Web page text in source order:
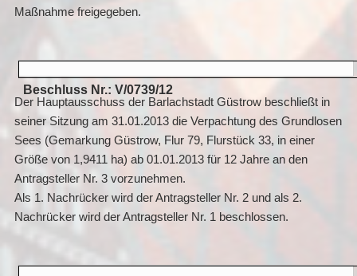
Maßnahme freigegeben.
Beschluss Nr.: V/0739/12
Der Hauptausschuss der Barlachstadt Güstrow beschließt in
seiner Sitzung am 31.01.2013 die Verpachtung des Grundlosen
Sees (Gemarkung Güstrow, Flur 79, Flurstück 33, in einer
Größe von 1,9411 ha) ab 01.01.2013 für 12 Jahre an den
Antragsteller Nr. 3 vorzunehmen.
Als 1. Nachrücker wird der Antragsteller Nr. 2 und als 2.
Nachrücker wird der Antragsteller Nr. 1 beschlossen.